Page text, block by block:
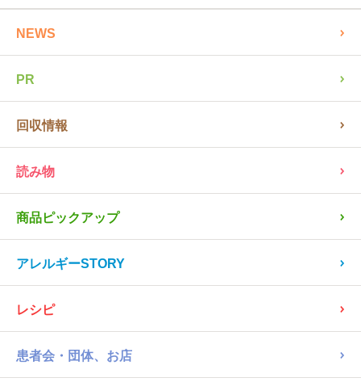
NEWS
PR
回収情報
読み物
商品ピックアップ
アレルギーSTORY
レシピ
患者会・団体、お店